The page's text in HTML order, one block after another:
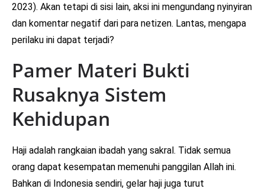
2023). Akan tetapi di sisi lain, aksi ini mengundang nyinyiran
dan komentar negatif dari para netizen. Lantas, mengapa
perilaku ini dapat terjadi?
Pamer Materi Bukti
Rusaknya Sistem
Kehidupan
Haji adalah rangkaian ibadah yang sakral. Tidak semua
orang dapat kesempatan memenuhi panggilan Allah ini.
Bahkan di Indonesia sendiri, gelar haji juga turut